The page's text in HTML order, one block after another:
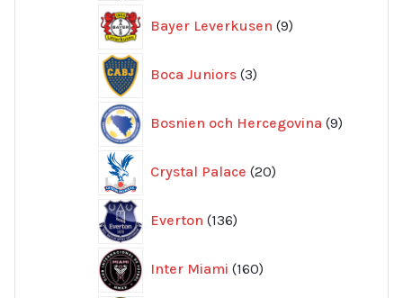
Bayer Leverkusen 9
produkter
Boca Juniors 3
produkter
Bosnien och Hercegovina 9
produkter
Crystal Palace 20
produkter
Everton 136
produkter
Inter Miami 160
produkter